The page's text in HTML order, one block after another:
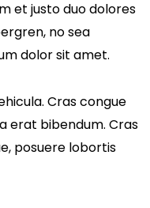
et justo duo dolores
no sea
dolor sit amet.
Cras congue
erat bibendum. Cras
posuere lobortis